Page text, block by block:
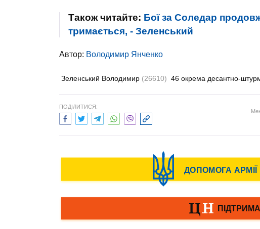
Також читайте: Бої за Соледар
тримається, - Зеленський
Автор: Володимир Янченко
Зеленський Володимир (26610) 46 окрема десантно-
ПОДІЛИТИСЯ: